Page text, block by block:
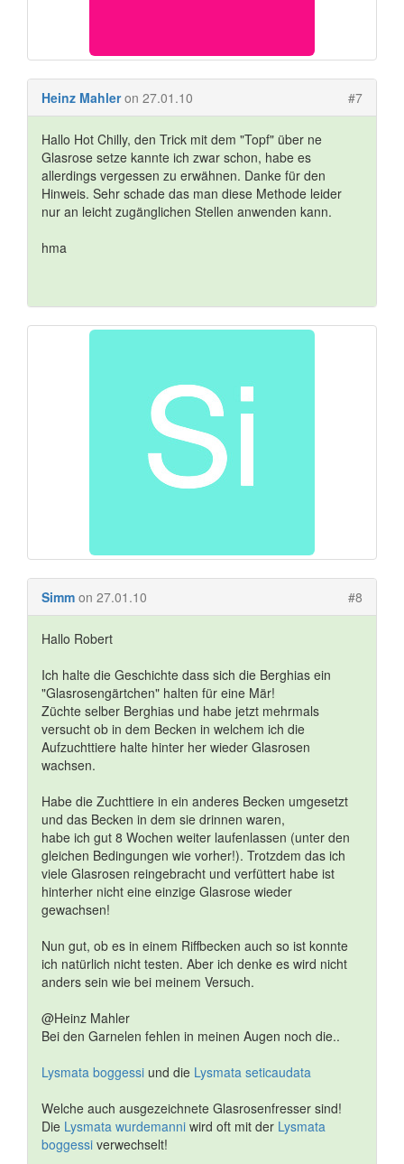
Heinz Mahler on 27.01.10 #7
Hallo Hot Chilly, den Trick mit dem "Topf" über ne
Glasrose setze kannte ich zwar schon, habe es
allerdings vergessen zu erwähnen. Danke für den
Hinweis. Sehr schade das man diese Methode leider
nur an leicht zugänglichen Stellen anwenden kann.
hma
Simm on 27.01.10 #8
Hallo Robert
Ich halte die Geschichte dass sich die Berghias ein
"Glasrosengärtchen" halten für eine Mär!
Züchte selber Berghias und habe jetzt mehrmals
versucht ob in dem Becken in welchem ich die
Aufzuchttiere halte hinter her wieder Glasrosen
wachsen.
Habe die Zuchttiere in ein anderes Becken umgesetzt
und das Becken in dem sie drinnen waren,
habe ich gut 8 Wochen weiter laufenlassen (unter den
gleichen Bedingungen wie vorher!). Trotzdem das ich
viele Glasrosen reingebracht und verfüttert habe ist
hinterher nicht eine einzige Glasrose wieder
gewachsen!
Nun gut, ob es in einem Riffbecken auch so ist konnte
ich natürlich nicht testen. Aber ich denke es wird nicht
anders sein wie bei meinem Versuch.
@Heinz Mahler
Bei den Garnelen fehlen in meinen Augen noch die..
Lysmata boggessi und die Lysmata seticaudata
Welche auch ausgezeichnete Glasrosenfresser sind!
Die Lysmata wurdemanni wird oft mit der Lysmata
boggessi verwechselt!